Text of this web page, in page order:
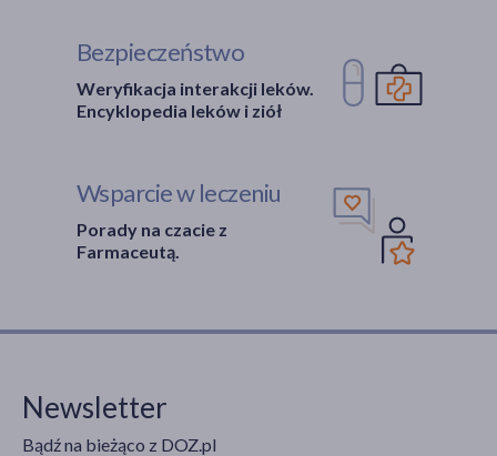
Bezpieczeństwo
Weryfikacja interakcji leków.
Encyklopedia leków i ziół
Wsparcie w leczeniu
Porady na czacie z
Farmaceutą.
Newsletter
Bądź na bieżąco z DOZ.pl